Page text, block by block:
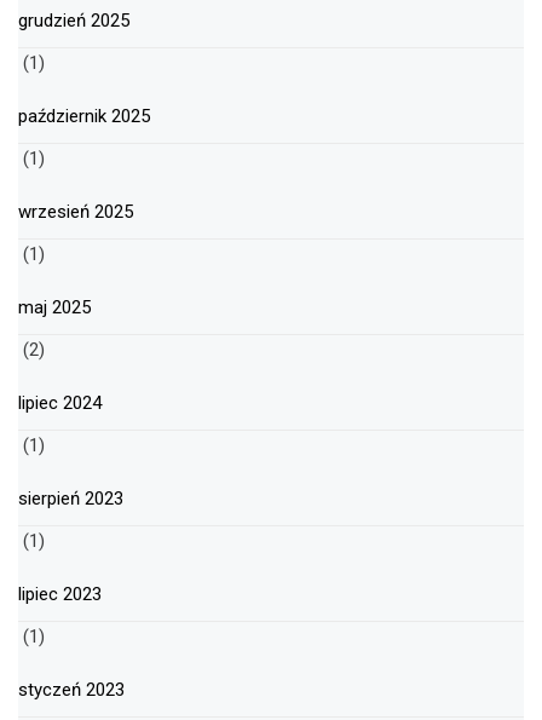
grudzień 2025
(1)
październik 2025
(1)
wrzesień 2025
(1)
maj 2025
(2)
lipiec 2024
(1)
sierpień 2023
(1)
lipiec 2023
(1)
styczeń 2023